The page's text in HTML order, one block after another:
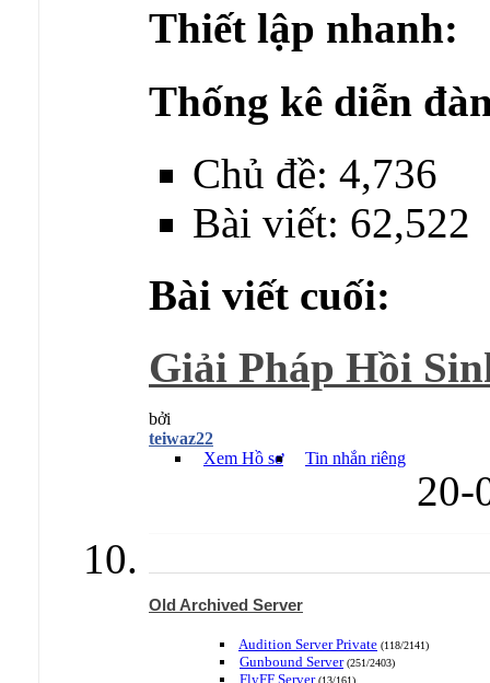
Thiết lập nhanh:
Thống kê diễn
Chủ đề: 4,736
Bài viết: 62,522
Bài viết cuối:
Giải Pháp Hồi
bởi
teiwaz22
Xem Hồ sơ
Tin nhắn riêng
20-
Old Archived Server
Audition Server Private (118/2141)
Gunbound Server(251/2403)
FlyFF Server(13/161)